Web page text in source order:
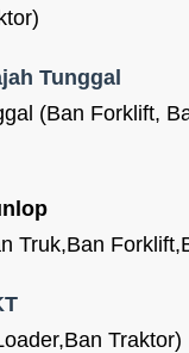
Tunggal
(Ban Forklift,
Truk,Ban
Traktor)